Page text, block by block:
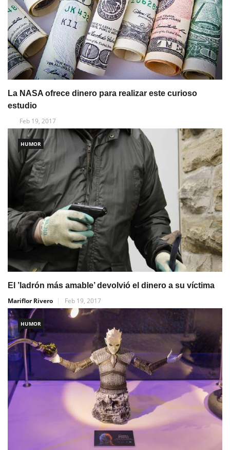
La NASA ofrece dinero para realizar este curioso
estudio
Feb 19, 2017
HUMOR
El ’ladrón más amable’ devolvió el dinero a su víctima
Mariflor Rivero
Feb 19, 2017
HUMOR